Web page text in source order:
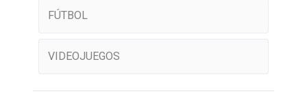
FÚTBOL
VIDEOJUEGOS